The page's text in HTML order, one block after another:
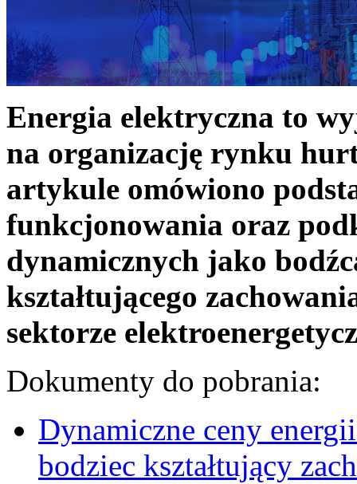
Energia elektryczna to
na organizację rynku
artykule omówiono
funkcjonowania oraz
dynamicznych jako
kształtującego
sektorze
Dokumenty do pobrania:
Dynamiczne ceny
bodziec kształtujący